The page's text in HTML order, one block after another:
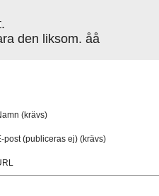
den liksom. åå
(krävs)
post (publiceras ej) (krävs)